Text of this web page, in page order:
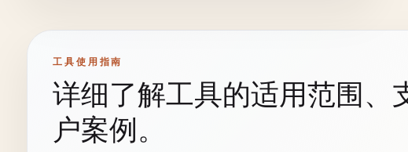
工具使用指南
详细了解工具的适用范围、
户案例。